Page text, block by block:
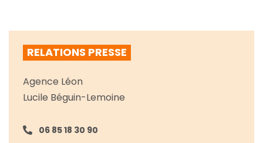
RELATIONS PRESSE
Agence Léon
Lucile Béguin-Lemoine
06 85 18 30 90